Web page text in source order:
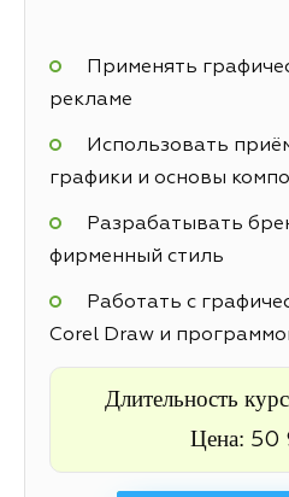
Применять
рекламе
Использовать
графики и основы
Разрабатывать
фирменный стиль
Работать с
Corel Draw и
Длительность
Цена: 50